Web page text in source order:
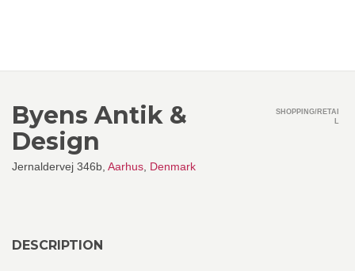
Byens Antik &
Design
Jernaldervej 346b, Aarhus Denmark
SHOPPING/RETAI
L
DESCRIPTION